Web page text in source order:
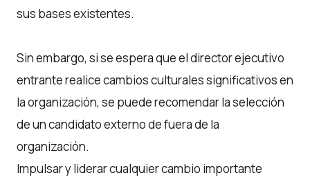
sus bases existentes.
Sin embargo, si se espera que el director ejecutivo
entrante realice cambios culturales significativos en
la organización, se puede recomendar la selección
de un candidato externo de fuera de la
organización.
Impulsar y liderar cualquier cambio importante